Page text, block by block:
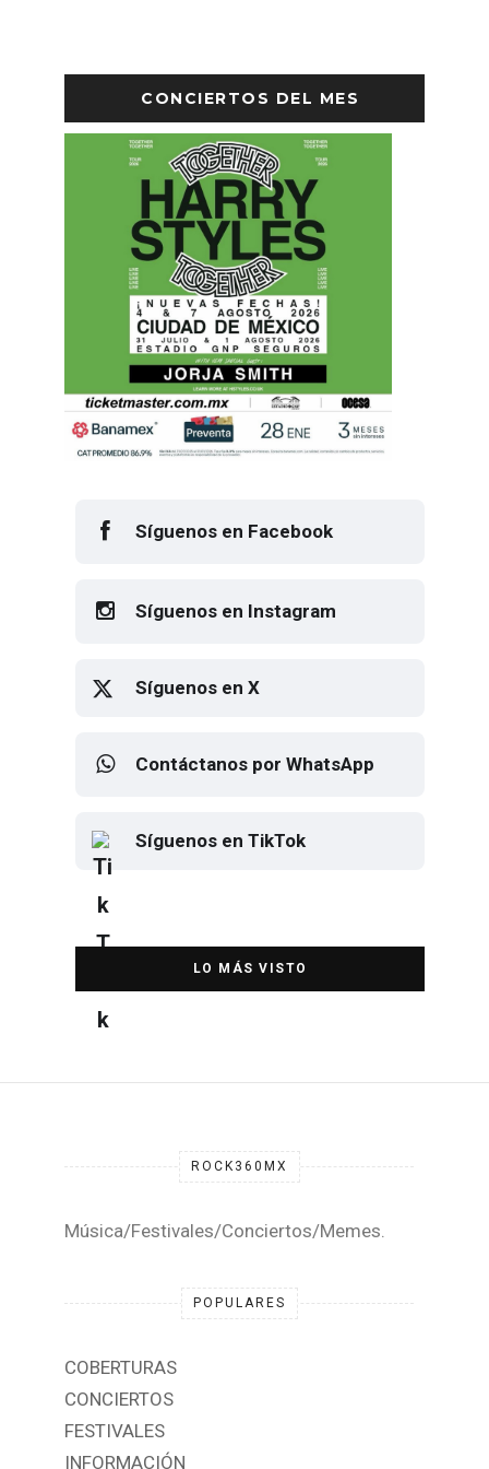
CONCIERTOS DEL MES
Síguenos en Facebook
Síguenos en Instagram
Síguenos en X
Contáctanos por WhatsApp
Síguenos en TikTok
DESTACADA
Elton John regresa a CDMX para
despedirse en el Estadio Banorte
ROCK360MX
Música/Festivales/Conciertos/Memes.
POPULARES
COBERTURAS
CONCIERTOS
FESTIVALES
INFORMACIÓN